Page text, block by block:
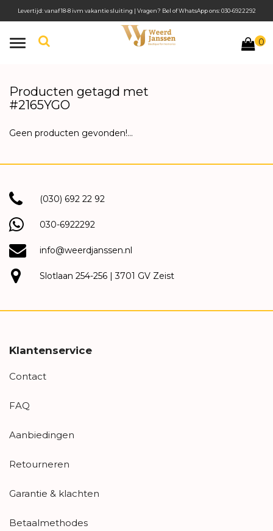
Toggle
0
Levertijd: vanaf 18-8 ivm vakantie sluiting | Vragen? Bel of WhatsApp ons: 030-6922292
Producten getagd met
#2165YGO
Geen producten gevonden!...
(030) 692 22 92
030-6922292
info@weerdjanssen.nl
Slotlaan 254-256 | 3701 GV Zeist
Klantenservice
Contact
FAQ
Aanbiedingen
Retourneren
Garantie & klachten
Betaalmethodes